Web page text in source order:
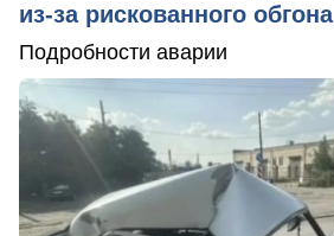
из-за рискованного обгона
Подробности аварии